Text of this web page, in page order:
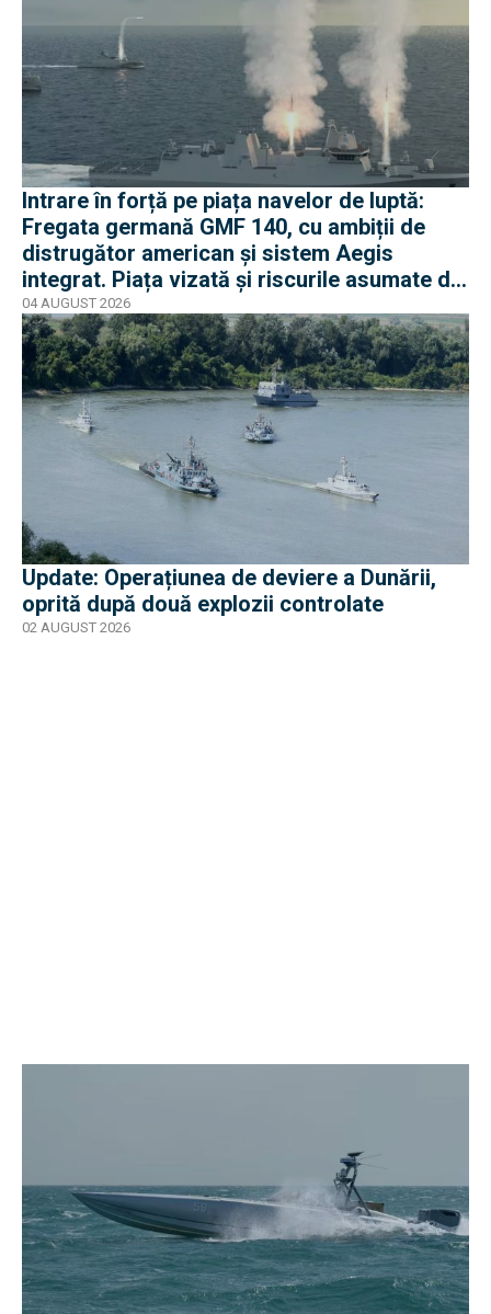
Intrare în forță pe piața navelor de luptă:
Fregata germană GMF 140, cu ambiții de
distrugător american și sistem Aegis
integrat. Piața vizată și riscurile asumate de
Rheinmetall
04 AUGUST 2026
Update: Operațiunea de deviere a Dunării,
oprită după două explozii controlate
02 AUGUST 2026